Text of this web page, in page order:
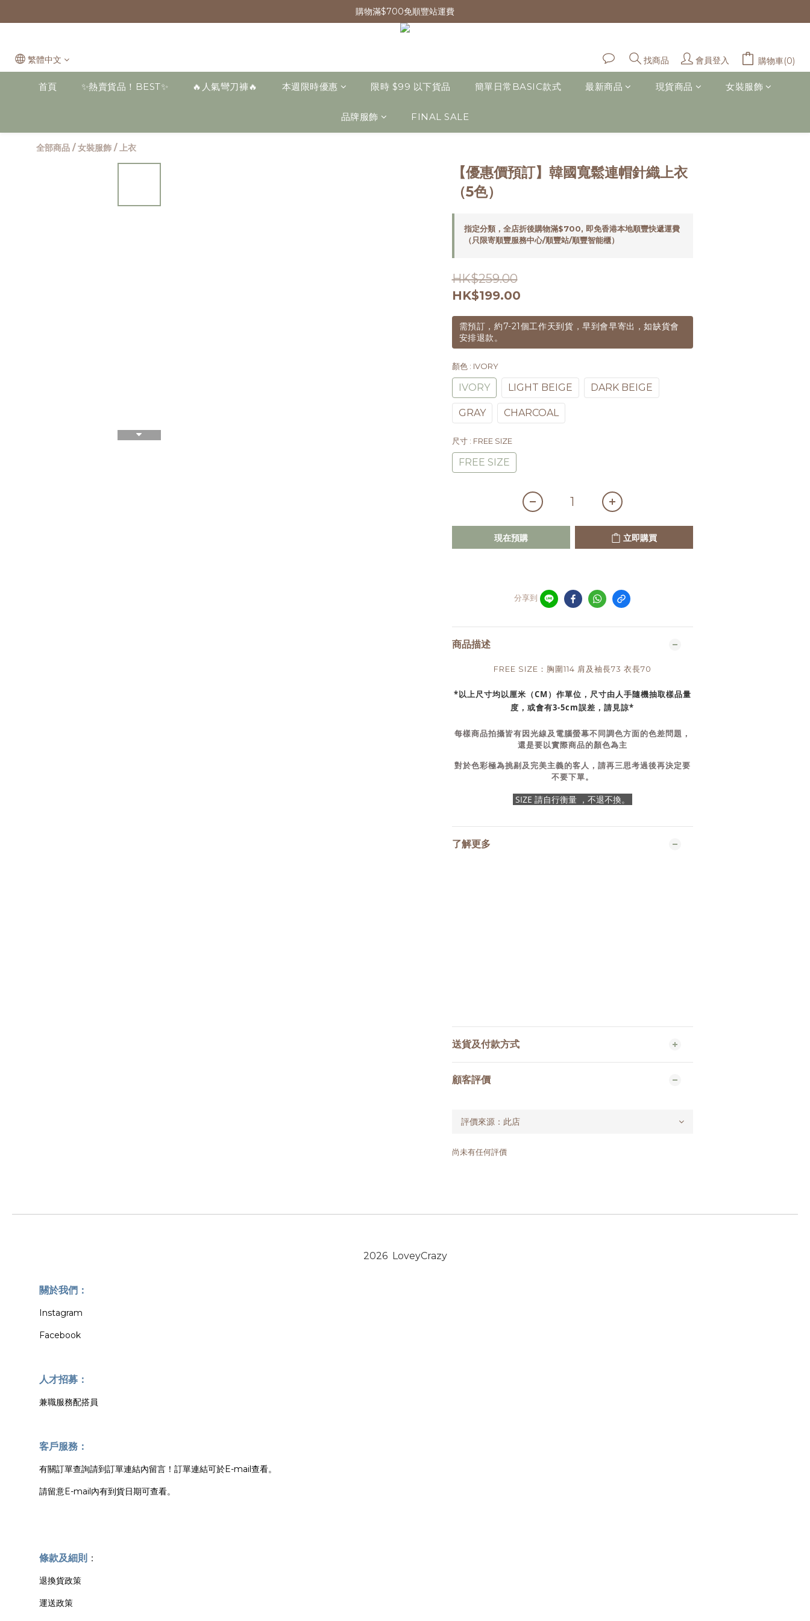
購物滿$700免順豐站運費
繁體中文 找商品 會員登入 購物車(0)
首頁 ✨熱賣貨品！BEST✨ 🔥人氣彎刀褲🔥 本週限時優惠 限時 $99 以下貨品 簡單日常BASIC款式 最新商品 現貨商品 女裝服飾
品牌服飾 FINAL SALE
全部商品 /女裝服飾 /上衣
【優惠價預訂】韓國寬鬆連帽針織上衣
（5色）
指定分類，全店折後購物滿$700, 即免香港本地順豐快遞運費
（只限寄順豐服務中心/順豐站/順豐智能櫃）
HK$259.00
HK$199.00
需預訂，約7-21個工作天到貨，早到會早寄出，如缺貨會
安排退款。
顏色 : IVORY
IVORY LIGHT BEIGE DARK BEIGE
GRAY CHARCOAL
尺寸 : FREE SIZE
FREE SIZE
現在預購 立即購買
分享到
商品描述
FREE SIZE：胸圍114 肩及袖長73 衣長70
*以上尺寸均以厘米（CM）作單位，尺寸由人手隨機抽取樣品量
度，或會有3-5cm誤差，請見諒*
每樣商品拍攝皆有因光線及電腦螢幕不同調色方面的色差問題，
還是要以實際商品的顏色為主
對於色彩極為挑剔及完美主義的客人，請再三思考過後再決定要
不要下單。
SIZE 請自行衡量 ，不退不換。
了解更多
送貨及付款方式
顧客評價
尚未有任何評價
2026 LoveyCrazy
關於我們：
Instagram
Facebook
人才招募：
兼職服務配搭員
客戶服務：
有關訂單查詢請到訂單連結內留言！訂單連結可於E-mail查看。
請留意E-mail內有到貨日期可查看。
條款及細則 ：
退換貨政策
運送政策